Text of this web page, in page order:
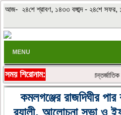
আজ- ২৪শে শ্রাবণ, ১৪৩৩ বঙ্গাব্দ - ২৪শে সফর,
MENU
সময় শিরোনাম:
কমলগঞ্জের রাজদিঘীর পার
র‌্যালী, আলোচনা সভা ও